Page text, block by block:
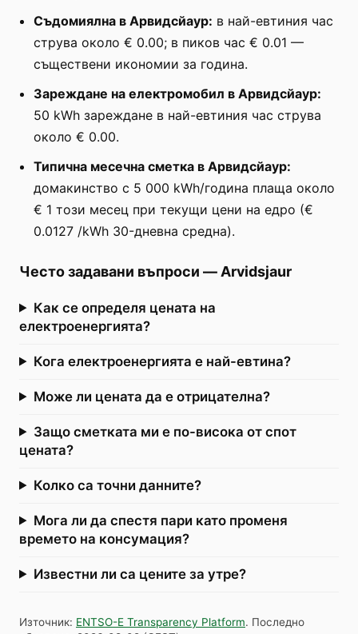
Съдомиялна в Арвидсйаур: в най-евтиния час
струва около € 0.00; в пиков час € 0.01 —
съществени икономии за година.
Зареждане на електромобил в Арвидсйаур:
50 kWh зареждане в най-евтиния час струва
около € 0.00.
Типична месечна сметка в Арвидсйаур:
домакинство с 5 000 kWh/година плаща около
€ 1 този месец при текущи цени на едро (€
0.0127 /kWh 30-дневна средна).
Често задавани въпроси — Arvidsjaur
Как се определя цената на
електроенергията?
Кога електроенергията е най-евтина?
Може ли цената да е отрицателна?
Защо сметката ми е по-висока от спот
цената?
Колко са точни данните?
Мога ли да спестя пари като променя
времето на консумация?
Известни ли са цените за утре?
Източник: ENTSO-E Transparency Platform. Последно